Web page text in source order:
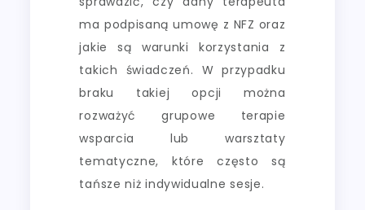
ma podpisaną umowę z NFZ oraz
jakie są warunki korzystania z
takich świadczeń. W przypadku
braku takiej opcji można
rozważyć grupowe terapie
wsparcia lub warsztaty
tematyczne, które często są
tańsze niż indywidualne sesje.